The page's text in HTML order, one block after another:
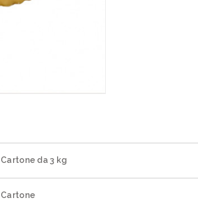
Cartone da 3 kg
Cartone